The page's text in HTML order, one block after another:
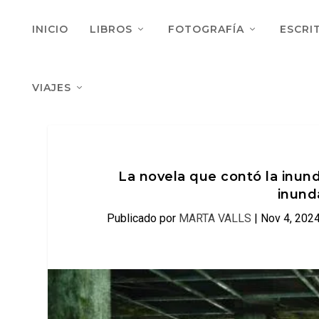
INICIO LIBROS FOTOGRAFÍA
VIAJES
La novela que contó la
Publicado por MARTA VALLS | Nov 4,